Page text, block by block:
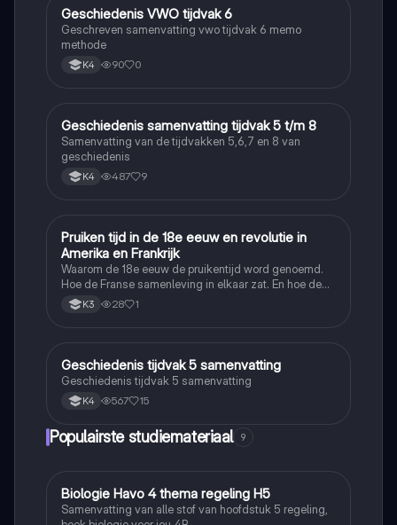
Geschiedenis
Geschiedenis VWO tijdvak 6
Geschreven samenvatting vwo tijdvak 6 memo
methode
K4 90 0
Geschiedenis
Geschiedenis samenvatting tijdvak 5 t/m 8
Samenvatting van de tijdvakken 5,6,7 en 8 van
geschiedenis
K4 487 9
Geschiedenis
Pruiken tijd in de 18e eeuw en revolutie in
Amerika en Frankrijk
Waarom de 18e eeuw de pruikentijd word genoemd.
Hoe de Franse samenleving in elkaar zat. En hoe de
Amerikaanse en Franse revolutie ging.
K3 28 1
Geschiedenis
Geschiedenis tijdvak 5 samenvatting
Geschiedenis tijdvak 5 samenvatting
K4 567 15
Populairste studiemateriaal 9
Biologie
Biologie Havo 4 thema regeling H5
Samenvatting van alle stof van hoofdstuk 5 regeling,